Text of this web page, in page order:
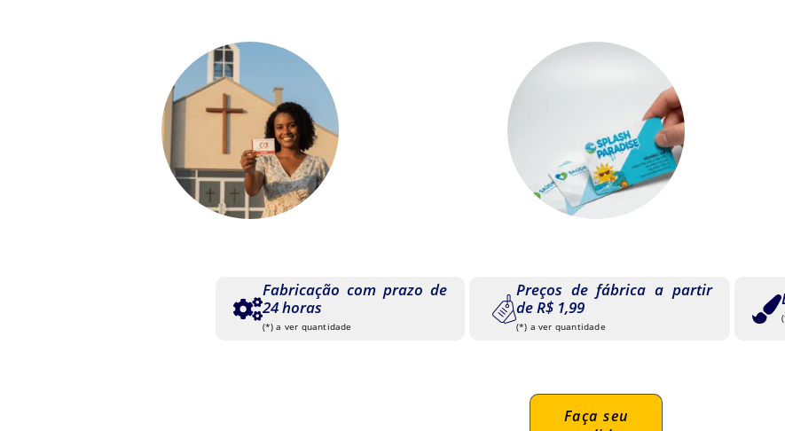
Fabricação com prazo de
24 horas
(*) a ver quantidade
Preços de fábrica a partir
de R$ 1,99
(*) a ver quantidade
Faça seu